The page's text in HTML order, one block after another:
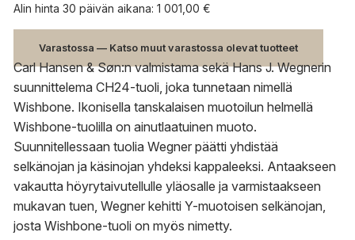
-
1
556,00 €
Alin hinta 30 päivän aikana: 1 001,00 €
Varastossa — Katso muut varastossa olevat tuotteet
Carl Hansen & Søn:n valmistama sekä Hans J. Wegnerin
suunnittelema CH24-tuoli, joka tunnetaan nimellä
Wishbone. Ikonisella tanskalaisen muotoilun helmellä
Wishbone-tuolilla on ainutlaatuinen muoto.
Suunnitellessaan tuolia Wegner päätti yhdistää
selkänojan ja käsinojan yhdeksi kappaleeksi. Antaakseen
vakautta höyrytaivutellulle yläosalle ja varmistaakseen
mukavan tuen, Wegner kehitti Y-muotoisen selkänojan,
josta Wishbone-tuoli on myös nimetty.